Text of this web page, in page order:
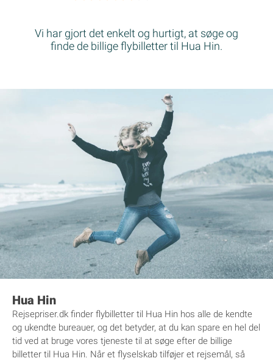
Vi har gjort det enkelt og hurtigt, at søge og
finde de billige flybilletter til Hua Hin.
Hua Hin
Rejsepriser.dk finder flybilletter til Hua Hin hos alle de kendte
og ukendte bureauer, og det betyder, at du kan spare en hel del
tid ved at bruge vores tjeneste til at søge efter de billige
billetter til Hua Hin. Når et flyselskab tilføjer et rejsemål, så